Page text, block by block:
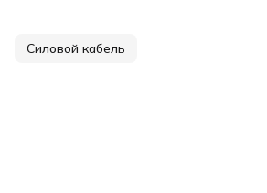
Силовой кабель